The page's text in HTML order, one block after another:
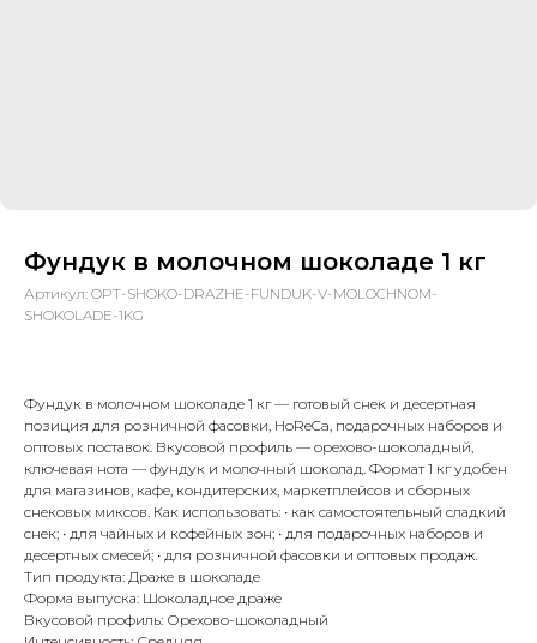
Фундук в молочном шоколаде 1 кг
Артикул: OPT-SHOKO-DRAZHE-FUNDUK-V-MOLOCHNOM-
SHOKOLADE-1KG
Фундук в молочном шоколаде 1 кг — готовый снек и десертная
позиция для розничной фасовки, HoReCa, подарочных наборов и
оптовых поставок. Вкусовой профиль — орехово-шоколадный,
ключевая нота — фундук и молочный шоколад. Формат 1 кг удобен
для магазинов, кафе, кондитерских, маркетплейсов и сборных
снековых миксов. Как использовать: • как самостоятельный сладкий
снек; • для чайных и кофейных зон; • для подарочных наборов и
десертных смесей; • для розничной фасовки и оптовых продаж.
Тип продукта: Драже в шоколаде
Форма выпуска: Шоколадное драже
Вкусовой профиль: Орехово-шоколадный